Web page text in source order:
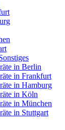
in Berlin
in Frankfurt
in Hamburg
in Köln
in München
in Stuttgart